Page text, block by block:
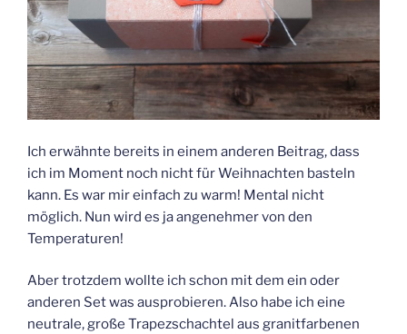
Ich erwähnte bereits in einem anderen Beitrag, dass
ich im Moment noch nicht für Weihnachten basteln
kann. Es war mir einfach zu warm! Mental nicht
möglich. Nun wird es ja angenehmer von den
Temperaturen!
Aber trotzdem wollte ich schon mit dem ein oder
anderen Set was ausprobieren. Also habe ich eine
neutrale, große Trapezschachtel aus granitfarbenen